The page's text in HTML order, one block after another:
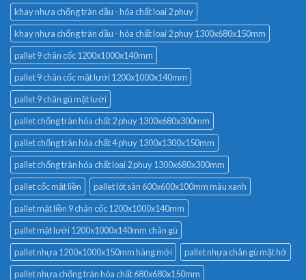
khay nhựa chống tràn dầu - hóa chất loại 2 phuy
khay nhựa chống tràn dầu - hóa chất loại 2 phuy 1300x680x150mm
pallet 9 chân cốc 1200x1000x140mm
pallet 9 chân cốc mặt lưới 1200x1000x140mm
pallet 9 chân gù mặt lưới
pallet chống tràn hóa chất 2 phuy 1300x680x300mm
pallet chống tràn hóa chất 4 phuy 1300x1300x150mm
pallet chống tràn hóa chất loại 2 phuy 1300x680x300mm
pallet cốc mặt liền
pallet lót sàn 600x600x100mm màu xanh
pallet mặt liền 9 chân cốc 1200x1000x140mm
pallet mặt lưới 1200x1000x140mm chân gù
pallet nhựa 1200x1000x150mm hàng mới
pallet nhựa chân gù mặt hở
pallet nhựa chống tràn hóa chất 680x680x150mm